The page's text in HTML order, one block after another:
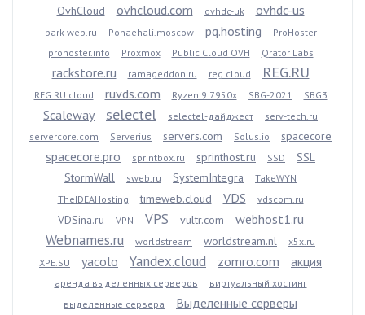
OvhCloud ovhcloud.com ovhdc-uk ovhdc-us
park-web.ru Ponaehali.moscow pq.hosting
ProHoster
prohoster.info
Proxmox Public Cloud OVH Qrator Labs
rackstore.ru ramageddon.ru reg.cloud REG.RU
REG.RU cloud ruvds.com Ryzen 9 7950x SBG-2021 SBG3
Scaleway selectel selectel-дайджест
serv-tech.ru
servercore.com
Serverius servers.com Solus.io spacecore
spacecore.pro sprintbox.ru sprinthost.ru SSD
SSL
StormWall
sweb.ru SystemIntegra
TakeWYN
TheIDEAHosting
timeweb.cloud VDS vdscom.ru
VDSina.ru VPN VPS vultr.com webhost1.ru
Webnames.ru worldstream worldstream.nl
x5x.ru
XPE.SU
yacolo Yandex.cloud zomro.com акция
аренда выделенных серверов
виртуальный хостинг
выделенные сервера
Выделенные серверы